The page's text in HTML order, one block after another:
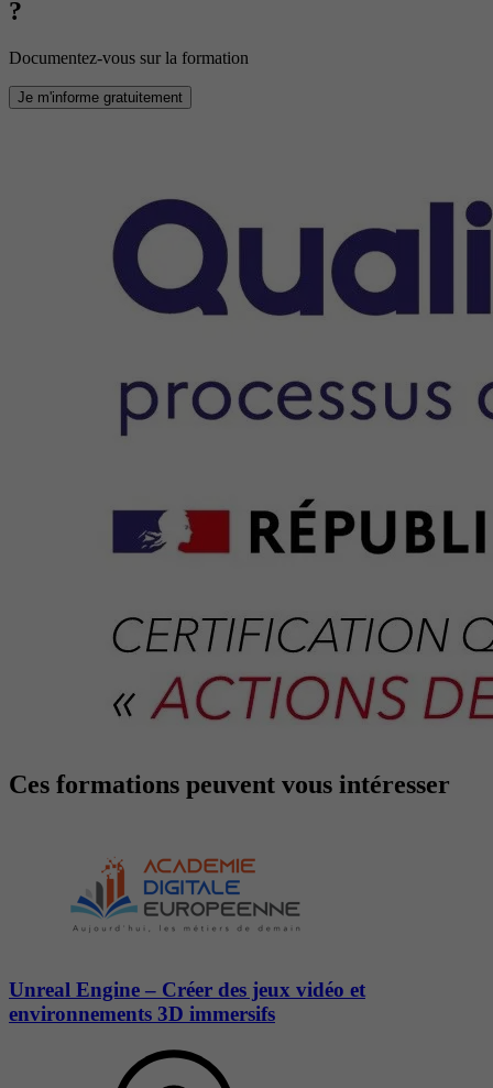
?
Documentez-vous sur la formation
Je m'informe gratuitement
Ces formations peuvent vous intéresser
Unreal Engine – Créer des jeux vidéo et
environnements 3D immersifs